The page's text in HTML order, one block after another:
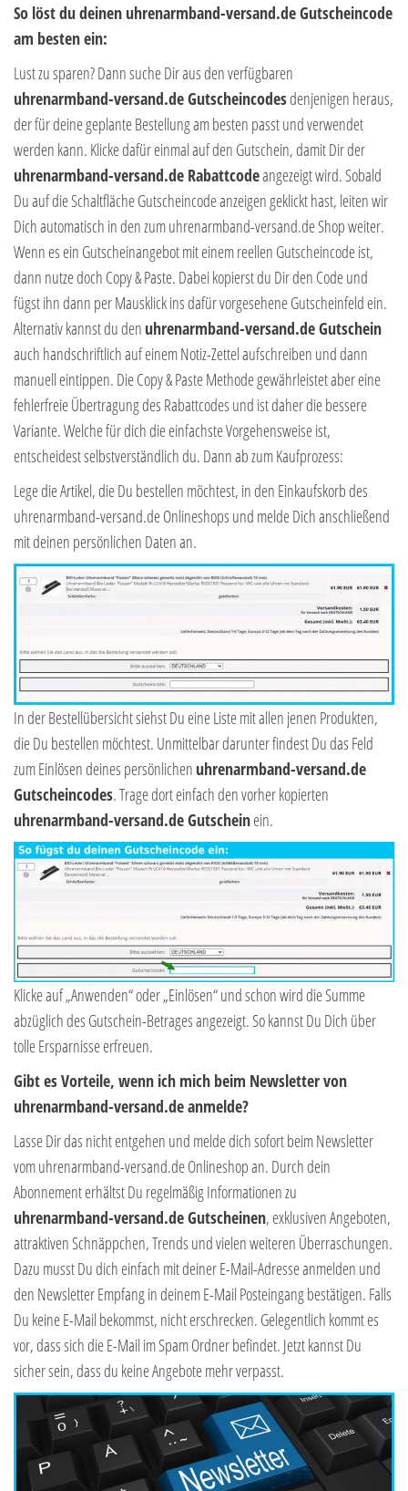
So löst du deinen uhrenarmband-versand.de Gutscheincode
am besten ein:
Lust zu sparen? Dann suche Dir aus den verfügbaren
uhrenarmband-versand.de Gutscheincodesdenjenigen heraus,
der für deine geplante Bestellung am besten passt und verwendet
werden kann. Klicke dafür einmal auf den Gutschein, damit Dir der
uhrenarmband-versand.de Rabattcodeangezeigt wird. Sobald
Du auf die Schaltfläche Gutscheincode anzeigen geklickt hast, leiten wir
Dich automatisch in den zum uhrenarmband-versand.de Shop weiter.
Wenn es ein Gutscheinangebot mit einem reellen Gutscheincode ist,
dann nutze doch Copy & Paste. Dabei kopierst du Dir den Code und
fügst ihn dann per Mausklick ins dafür vorgesehene Gutscheinfeld ein.
Alternativ kannst du den uhrenarmband-versand.de Gutschein
auch handschriftlich auf einem Notiz-Zettel aufschreiben und dann
manuell eintippen. Die Copy & Paste Methode gewährleistet aber eine
fehlerfreie Übertragung des Rabattcodes und ist daher die bessere
Variante. Welche für dich die einfachste Vorgehensweise ist,
entscheidest selbstverständlich du. Dann ab zum Kaufprozess:
Lege die Artikel, die Du bestellen möchtest, in den Einkaufskorb des
uhrenarmband-versand.de Onlineshops und melde Dich anschließend
mit deinen persönlichen Daten an.
In der Bestellübersicht siehst Du eine Liste mit allen jenen Produkten,
die Du bestellen möchtest. Unmittelbar darunter findest Du das Feld
zum Einlösen deines persönlichen uhrenarmband-versand.de
Gutscheincodes. Trage dort einfach den vorher kopierten
uhrenarmband-versand.de Gutscheinein.
Klicke auf „Anwenden“ oder „Einlösen“ und schon wird die Summe
abzüglich des Gutschein-Betrages angezeigt. So kannst Du Dich über
tolle Ersparnisse erfreuen.
Gibt es Vorteile, wenn ich mich beim Newsletter von
uhrenarmband-versand.de anmelde?
Lasse Dir das nicht entgehen und melde dich sofort beim Newsletter
vom uhrenarmband-versand.de Onlineshop an. Durch dein
Abonnement erhältst Du regelmäßig Informationen zu
uhrenarmband-versand.de Gutscheinen, exklusiven Angeboten,
attraktiven Schnäppchen, Trends und vielen weiteren Überraschungen.
Dazu musst Du dich einfach mit deiner E-Mail-Adresse anmelden und
den Newsletter Empfang in deinem E-Mail Posteingang bestätigen. Falls
Du keine E-Mail bekommst, nicht erschrecken. Gelegentlich kommt es
vor, dass sich die E-Mail im Spam Ordner befindet. Jetzt kannst Du
sicher sein, dass du keine Angebote mehr verpasst.